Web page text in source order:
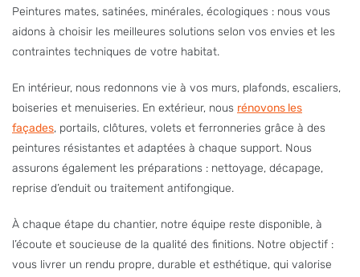
Peintures mates, satinées, minérales, écologiques : nous vous
aidons à choisir les meilleures solutions selon vos envies et les
contraintes techniques de votre habitat.
En intérieur, nous redonnons vie à vos murs, plafonds, escaliers,
boiseries et menuiseries. En extérieur, nous rénovons les
façades, portails, clôtures, volets et ferronneries grâce à des
peintures résistantes et adaptées à chaque support. Nous
assurons également les préparations : nettoyage, décapage,
reprise d’enduit ou traitement antifongique.
À chaque étape du chantier, notre équipe reste disponible, à
l’écoute et soucieuse de la qualité des finitions. Notre objectif :
vous livrer un rendu propre, durable et esthétique, qui valorise